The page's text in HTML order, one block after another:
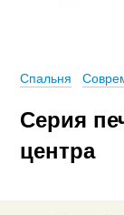
Спальня
Серия
центра